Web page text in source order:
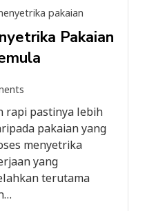
pakaian
Pakaian
rapi pastinya lebih
pakaian yang
menyetrika
yang
terutama